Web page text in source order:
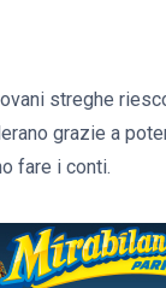
streghe
grazie a
fare i conti.